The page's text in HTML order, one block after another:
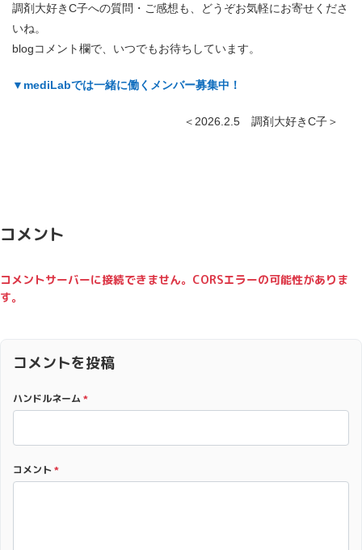
調剤大好きC子への質問・ご感想も、どうぞお気軽にお寄せくださ
いね。
blogコメント欄で、いつでもお待ちしています。
▼mediLabでは一緒に働くメンバー募集中！
＜2026.2.5 調剤大好きC子＞
コメント
コメントサーバーに接続できません。CORSエラーの可能性がありま
す。
コメントを投稿
ハンドルネーム *
コメント *